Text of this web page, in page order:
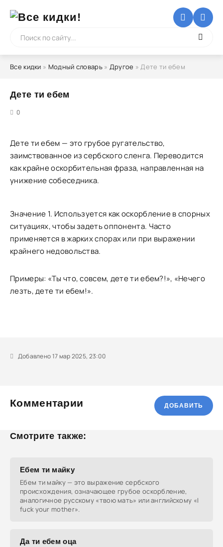
Все кидки » Модный словарь» Другое » Дете ти ебем
Дете ти ебем
0
Дете ти ебем — это грубое ругательство,
заимствованное из сербского сленга. Переводится
как крайне оскорбительная фраза, направленная на
унижение собеседника.
Значение 1. Используется как оскорбление в спорных
ситуациях, чтобы задеть оппонента. Часто
применяется в жарких спорах или при выражении
крайнего недовольства.
Примеры: «Ты что, совсем, дете ти ебем?!», «Нечего
лезть, дете ти ебем!».
Добавлено 17 мар 2025, 23:00
Комментарии ДОБАВИТЬ
Смотрите также:
Ебем ти майку
Ебем ти майку — это выражение сербского
происхождения, означающее грубое оскорбление,
аналогичное русскому «твою мать» или английскому «I
fuck your mother».
Да ти ебем оца